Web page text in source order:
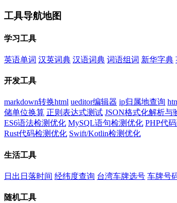
工具导航地图
学习工具
英语单词 汉英词典 汉语词典 词语组词 新华字典
开发工具
markdown转换html ueditor编辑器 ip归属地查询
储单位换算 正则表达式测试 JSON格式化解析与
ES6语法检测优化 MySQL语句检测优化 PHP代
Rust代码检测优化 Swift/Kotlin检测优化
生活工具
日出日落时间 经纬度查询 台湾车牌选号 车牌号
随机工具